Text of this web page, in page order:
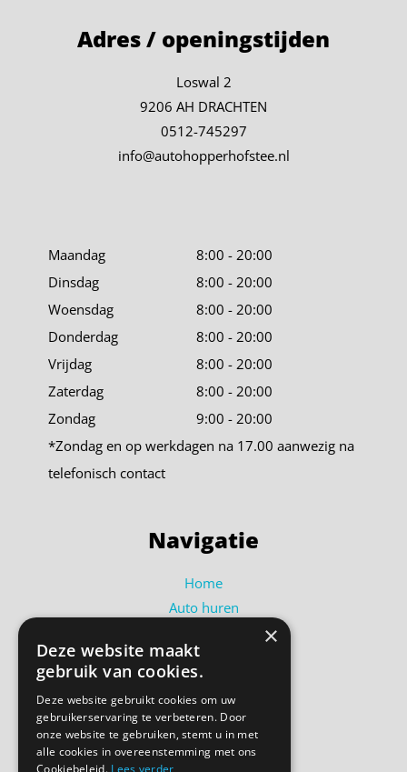
Adres / openingstijden
Loswal 2
9206 AH DRACHTEN
0512-745297
info@autohopperhofstee.nl
Maandag
8:00 - 20:00
Dinsdag
8:00 - 20:00
Woensdag
8:00 - 20:00
Donderdag
8:00 - 20:00
Vrijdag
8:00 - 20:00
Zaterdag
8:00 - 20:00
Zondag
9:00 - 20:00
*Zondag en op werkdagen na 17.00 aanwezig na
telefonisch contact
Navigatie
Home
Auto huren
Shortlease
Over ons
Contact
Bel ons
×
Deze website maakt
gebruik van cookies.
Deze website gebruikt cookies om uw
gebruikerservaring te verbeteren. Door
onze website te gebruiken, stemt u in met
alle cookies in overeenstemming met ons
Cookiebeleid. Lees verder